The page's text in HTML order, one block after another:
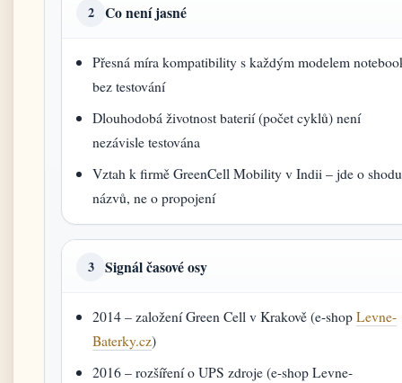
2 Co není jasné
Přesná míra kompatibility s každým modelem
bez testování
Dlouhodobá životnost baterií (počet cyklů) není
nezávisle testována
Vztah k firmě GreenCell Mobility v Indii – jde o shodu
názvů, ne o propojení
3 Signál časové osy
2014 – založení Green Cell v Krakově (e-shopLevne-
Baterky.cz)
2016 – rozšíření o UPS zdroje (e-shop Levne-